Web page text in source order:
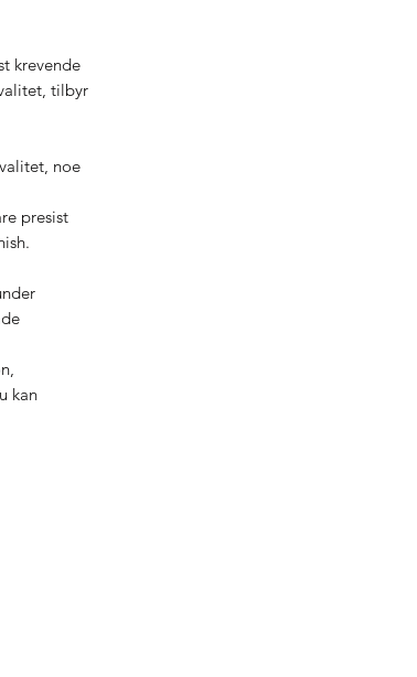
krevende
tilbyr
noe
presist
kan